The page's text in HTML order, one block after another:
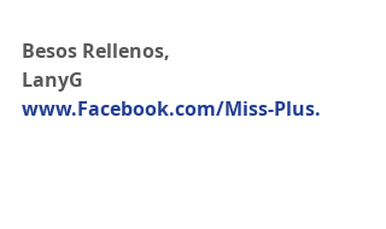
Besos Rellenos,
LanyG
www.Facebook.com/Miss-Plus.